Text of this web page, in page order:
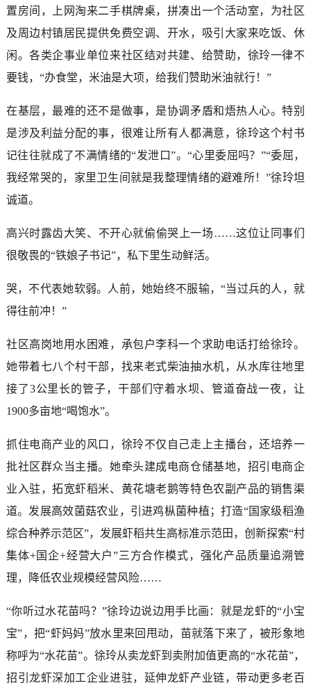
置房间，上网淘来二手棋牌桌，拼凑出一个活动室，为社区
及周边村镇居民提供免费空调、开水，吸引大家来吃饭、休
闲。各类企事业单位来社区结对共建、给赞助，徐玲一律不
要钱，“办食堂，米油是大项，给我们赞助米油就行！”
在基层，最难的还不是做事，是协调矛盾和焐热人心。特别
是涉及利益分配的事，很难让所有人都满意，徐玲这个村书
记往往就成了不满情绪的“发泄口”。“心里委屈吗？”“委屈，
我经常哭的，家里卫生间就是我整理情绪的避难所！”徐玲坦
诚道。
高兴时露齿大笑、不开心就偷偷哭上一场……这位让同事们
很敬畏的“铁娘子书记”，私下里生动鲜活。
哭，不代表她软弱。人前，她始终不服输，“当过兵的人，就
得往前冲！”
社区高岗地用水困难，承包户李科一个求助电话打给徐玲。
她带着七八个村干部，找来老式柴油抽水机，从水库往地里
接了3公里长的管子，干部们守着水坝、管道奋战一夜，让
1900多亩地“喝饱水”。
抓住电商产业的风口，徐玲不仅自己走上主播台，还培养一
批社区群众当主播。她牵头建成电商仓储基地，招引电商企
业入驻，拓宽虾稻米、黄花塘老鹅等特色农副产品的销售渠
道。发展高效菌菇农业，引进鸡枞菌种植；打造“国家级稻渔
综合种养示范区”，发展虾稻共生高标准示范田，创新探索“村
集体+国企+经营大户”三方合作模式，强化产品质量追溯管
理，降低农业规模经营风险……
“你听过水花苗吗？”徐玲边说边用手比画：就是龙虾的“小宝
宝”，把“虾妈妈”放水里来回甩动，苗就落下来了，被形象地
称呼为“水花苗”。徐玲从卖龙虾到卖附加值更高的“水花苗”，
招引龙虾深加工企业进驻，延伸龙虾产业链，带动更多老百